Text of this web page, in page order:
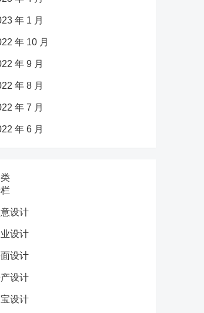
年 1 月
年 10 月
年 9 月
年 8 月
年 7 月
年 6 月
设计
设计
设计
设计
设计